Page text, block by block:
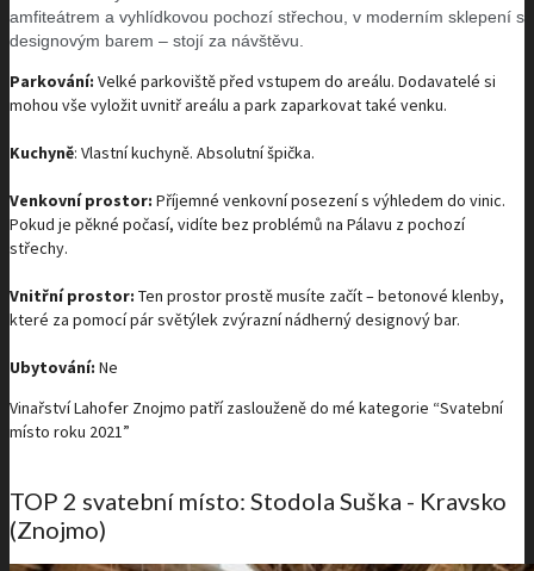
amfiteátrem a vyhlídkovou pochozí střechou, v moderním sklepení s
designovým barem – stojí za návštěvu.
Parkování: Velké parkoviště před vstupem do areálu. Dodavatelé si
mohou vše vyložit uvnitř areálu a park zaparkovat také venku.
Kuchyně: Vlastní kuchyně. Absolutní špička.
Venkovní prostor: Příjemné venkovní posezení s výhledem do vinic.
Pokud je pěkné počasí, vidíte bez problémů na Pálavu z pochozí
střechy.
Vnitřní prostor: Ten prostor prostě musíte začít – betonové klenby,
které za pomocí pár světýlek zvýrazní nádherný designový bar.
Ubytování: Ne
Vinařství Lahofer Znojmo patří zaslouženě do mé kategorie “Svatební
místo roku 2021”
TOP 2 svatební místo: Stodola Suška - Kravsko
(Znojmo)